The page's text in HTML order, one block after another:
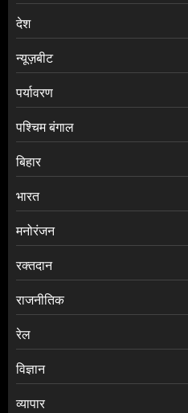
देश
न्यूज़बीट
पर्यावरण
पश्चिम बंगाल
बिहार
भारत
मनोरंजन
रक्तदान
राजनीतिक
रेल
विज्ञान
व्यापार